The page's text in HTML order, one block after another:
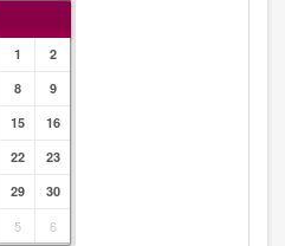
1
2
8
9
15
16
22
23
29
30
5 6